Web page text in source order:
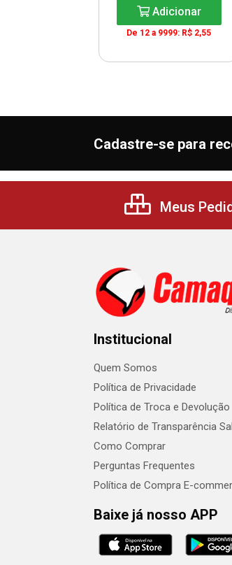
Adicionar
De 12 a 9999: R$ 2,55
Cadastre-se para
Meus
Institucional
Quem Somos
Política de Privacidade
Política de Troca e Devolução
Relatório de Transparência
Como Comprar
Perguntas Frequentes
Política de Compra E-
Baixe já nosso APP